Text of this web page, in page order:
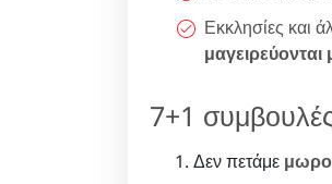
Εκκλησίες και
7+1
Δεν πετάμε